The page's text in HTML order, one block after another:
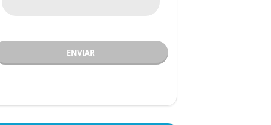
ENVIAR